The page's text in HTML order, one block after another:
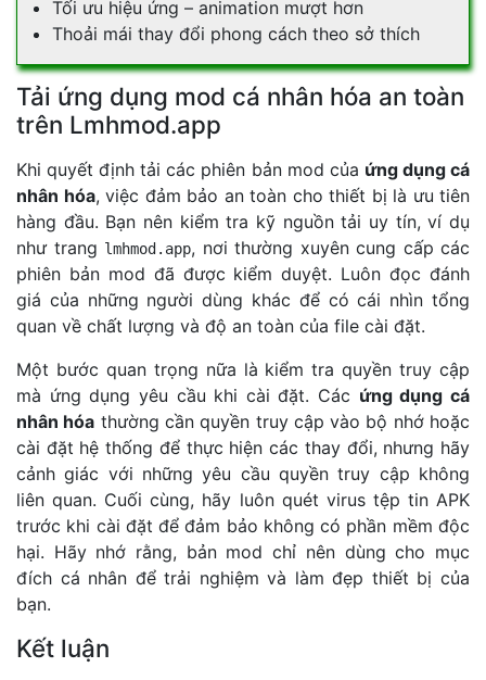
Tối ưu hiệu ứng – animation mượt hơn
Thoải mái thay đổi phong cách theo sở thích
Tải ứng dụng mod cá nhân hóa an toàn
trên Lmhmod.app
Khi quyết định tải các phiên bản mod của ứng dụng cá
nhân hóa, việc đảm bảo an toàn cho thiết bị là ưu tiên
hàng đầu. Bạn nên kiểm tra kỹ nguồn tải uy tín, ví dụ
như trang lmhmod.app, nơi thường xuyên cung cấp các
phiên bản mod đã được kiểm duyệt. Luôn đọc đánh
giá của những người dùng khác để có cái nhìn tổng
quan về chất lượng và độ an toàn của file cài đặt.
Một bước quan trọng nữa là kiểm tra quyền truy cập
mà ứng dụng yêu cầu khi cài đặt. Các ứng dụng cá
nhân hóa thường cần quyền truy cập vào bộ nhớ hoặc
cài đặt hệ thống để thực hiện các thay đổi, nhưng hãy
cảnh giác với những yêu cầu quyền truy cập không
liên quan. Cuối cùng, hãy luôn quét virus tệp tin APK
trước khi cài đặt để đảm bảo không có phần mềm độc
hại. Hãy nhớ rằng, bản mod chỉ nên dùng cho mục
đích cá nhân để trải nghiệm và làm đẹp thiết bị của
bạn.
Kết luận